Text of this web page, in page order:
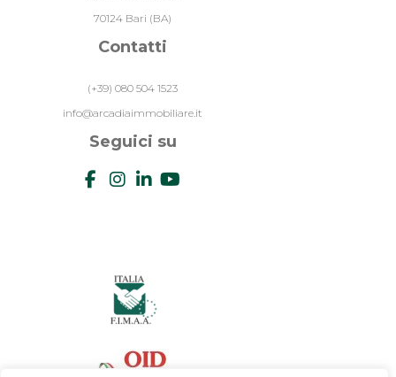
70124 Bari (BA)
Contatti
(+39) 080 504 1523
info@arcadiaimmobiliare.it
Seguici su